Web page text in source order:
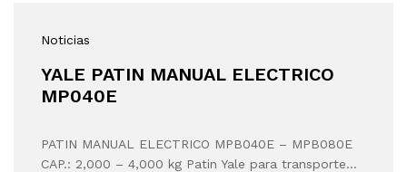
Noticias
YALE PATIN MANUAL ELECTRICO
MP040E
PATIN MANUAL ELECTRICO MPB040E – MPB080E
CAP.: 2,000 – 4,000 kg Patin Yale para transporte…